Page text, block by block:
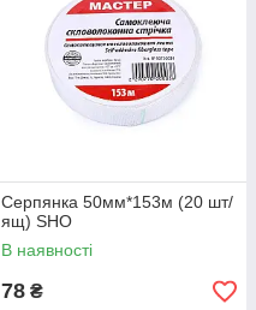
Серпянка 50мм*153м (20 шт/
ящ) SHO
В наявності
78 ₴